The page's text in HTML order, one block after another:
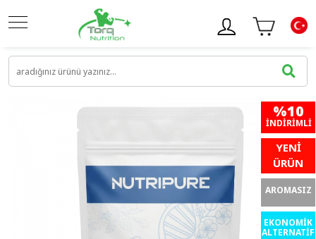
%10
İNDIRIMLI
YENİ
ÜRÜN
AROMASIZ
EKONOMİK
ALTERNATİF